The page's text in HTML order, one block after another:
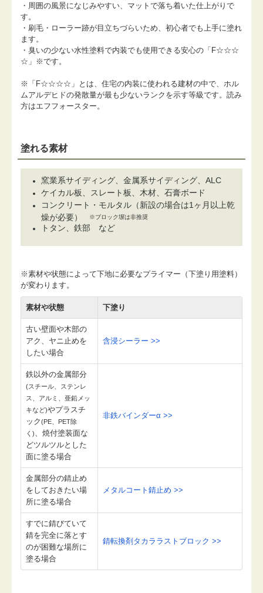
・周囲の風景になじみやすい、マットで落ち着いた仕上がりで
す。
・刷毛・ローラー跡が目立ちづらいため、初心者でも上手に塗れ
ます。
・臭いの少ない水性塗料で内装でも使用できる安心の「F☆☆☆
☆」※です。
※「F☆☆☆☆」とは、住宅の内装に使われる建材の中で、ホル
ムアルデヒドの発散量が最も少ないランクを示す等級です。読み
方はエフフォースター。
塗れる素材
窯業系サイディング、金属系サイディング、ALC
ケイカル板、スレート板、木材、石膏ボード
コンクリート・モルタル（新設の場合は1ヶ月以上乾
燥が必要） ※ブロック塀は非推奨
トタン、鉄部 など
※素材や状態によって下地に必要なプライマー（下塗り用塗料）
が変わります。
素材や状態 下塗り
古い壁面や木部の
アク、ヤニ止めを
したい場合
含浸シーラー >>
鉄以外の金属部分
(スチール、ステンレ
ス、アルミ、亜鉛メッ
キなど)やプラスチ
ック(PE、PET除
く)、焼付塗装面な
どツルツルとした
面に塗る場合
非鉄バインダーα >>
金属部分の錆止め
をしておきたい場
所に塗る場合
メタルコート錆止め >>
すでに錆びていて
錆を完全に落とす
のが困難な場所に
塗る場合
錆転換剤タカララストブロック >>